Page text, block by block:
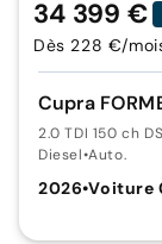
Cupra
2.0 TDI 150 ch
Diesel•Auto.
2026•Voiture
34 399 €
Dès 228 €/